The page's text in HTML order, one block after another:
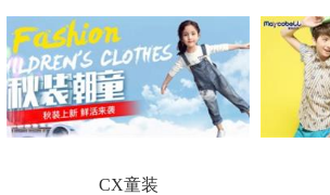
CX童装